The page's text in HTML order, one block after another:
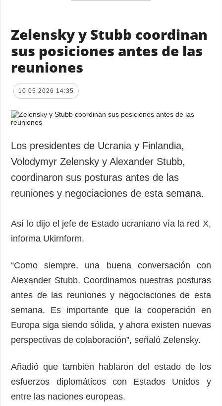
Zelensky y Stubb coordinan
sus posiciones antes de las
reuniones
10.05.2026 14:35
Los presidentes de Ucrania y Finlandia,
Volodymyr Zelensky y Alexander Stubb,
coordinaron sus posturas antes de las
reuniones y negociaciones de esta semana.
Así lo dijo el jefe de Estado ucraniano vía la red X,
informa Ukirnform.
“Como siempre, una buena conversación con
Alexander Stubb. Coordinamos nuestras posturas
antes de las reuniones y negociaciones de esta
semana. Es importante que la cooperación en
Europa siga siendo sólida, y ahora existen nuevas
perspectivas de colaboración”, señaló Zelensky.
Añadió que también hablaron del estado de los
esfuerzos diplomáticos con Estados Unidos y
entre las naciones europeas.